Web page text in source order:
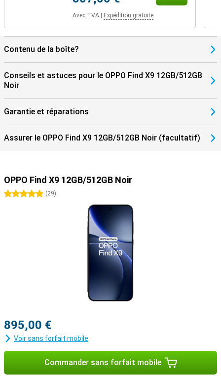
Avec TVA Expédition gratuite
Contenu de la boîte?
Conseils et astuces pour le OPPO Find X9 12GB/512GB
Noir
Garantie et réparations
Assurer le OPPO Find X9 12GB/512GB Noir (facultatif)
OPPO Find X9 12GB/512GB Noir
5 étoiles
(29)
895,00 €
Voir sans forfait mobile
Commander sans forfait mobile